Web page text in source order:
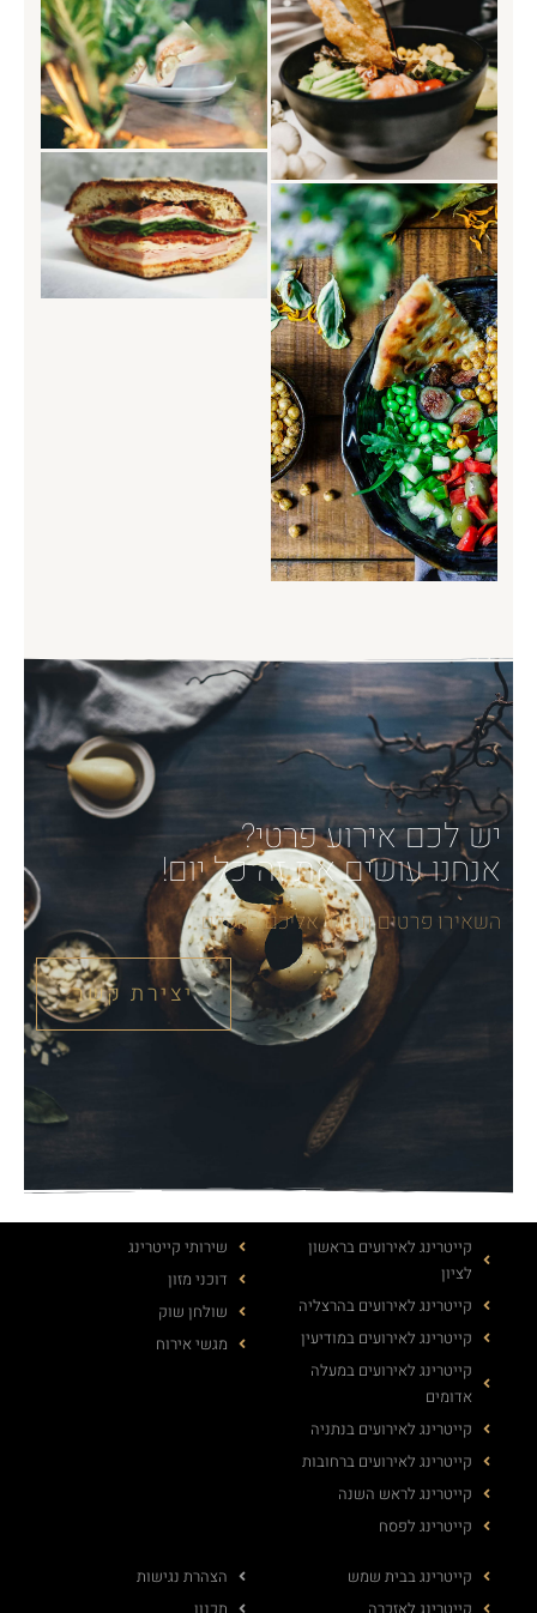
יש לכם אירוע פרטי?
אנחנו עושים את זה כל יום!
השאירו פרטים ונחזור אליכם בהקדם
יצירת קשר
קייטרינג לאירועים בראשון
לציון
קייטרינג לאירועים בהרצליה
קייטרינג לאירועים במודיעין
קייטרינג לאירועים במעלה
אדומים
קייטרינג לאירועים בנתניה
קייטרינג לאירועים ברחובות
קייטרינג לראש השנה
קייטרינג לפסח
שירותי קייטרינג
דוכני מזון
שולחן שוק
מגשי אירוח
קייטרינג בבית שמש
הצהרת נגישות